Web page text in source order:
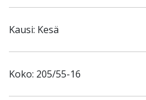
Kausi: Kesä
Koko: 205/55-16